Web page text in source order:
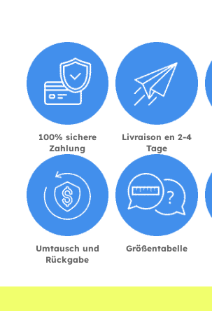
100% sichere
Zahlung
Livraison en 2-4
Tage
Umtausch und
Rückgabe
Größentabelle